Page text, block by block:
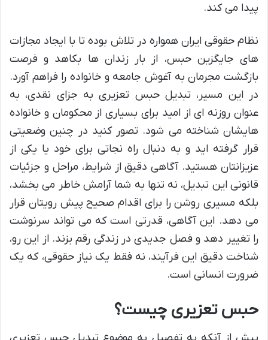
پیدا می کند.
نظام حقوقی ایران همواره در تلاش بوده تا با ایجاد مجازات
های جایگزین حبس، از بار زندان ها بکاهد و فرصت
بازگشت مجرمان به آغوش جامعه و خانواده را فراهم آورد.
در این مسیر، تبدیل حبس تعزیری به جزای نقدی، به
عنوان روزنه ای از امید برای بسیاری از محکومان و خانواده
هایشان شناخته می شود. تصور کنید در چنین وضعیتی
قرار گرفته اید و به دنبال راه نجاتی برای خود یا یکی از
عزیزانتان هستید. آگاهی دقیق از شرایط، مراحل و جزئیات
قانونی این تبدیل، نه تنها به شما آرامش خاطر می بخشد،
بلکه مسیری روشن را برای اقدام صحیح پیش رویتان قرار
می دهد. این آگاهی، قدرتی است که می تواند سرنوشت
را تغییر دهد و فصل جدیدی در زندگی رقم بزند. از این رو،
شناخت دقیق این فرآیند، نه فقط یک نیاز حقوقی، که یک
ضرورت انسانی است.
حبس تعزیری چیست؟